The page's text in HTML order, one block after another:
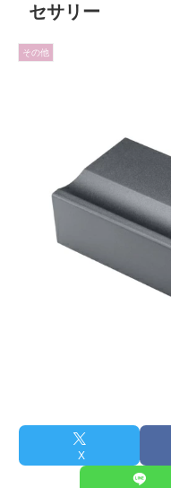
セサリー
その他
X